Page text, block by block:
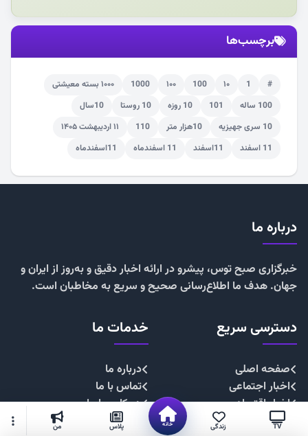
برچسب‌ها
#
1 ۱۰ 100 ۱۰۰ 1000
۱۰۰۰ بسته معیشتی
100 ساله
101 10 روزه 10 روستا
10سال
10 سری جهیزیه
10هزار متر 110
۱۱ اردیبهشت ۱۴۰۵
11 اسفند
11اسفند 11 اسفندماه 11اسفندماه
TV زندگی خانه پلاس من
درباره ما
خبرگزاری صبح توس، پیشرو در ارائه اخبار دقیق و به‌روز از ایران و
جهان. هدف ما اطلاع‌رسانی صحیح و سریع به مخاطبان است.
دسترسی سریع
صفحه اصلی
اخبار اجتماعی
اخبار اقتصادی
اخبار چندرسانه
خدمات ما
درباره ما
تماس با ما
همکاری با ما
تبلیغات